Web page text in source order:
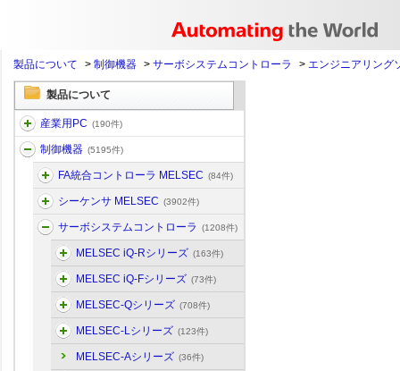
製品について > 制御機器 > サーボシステムコントローラ > エンジニアリング
製品について
産業用PC (190件)
制御機器 (5195件)
FA統合コントローラ MELSEC (84件)
シーケンサ MELSEC (3902件)
サーボシステムコントローラ (1208件)
MELSEC iQ-Rシリーズ (163件)
MELSEC iQ-Fシリーズ (73件)
MELSEC-Qシリーズ (708件)
MELSEC-Lシリーズ (123件)
MELSEC-Aシリーズ (36件)